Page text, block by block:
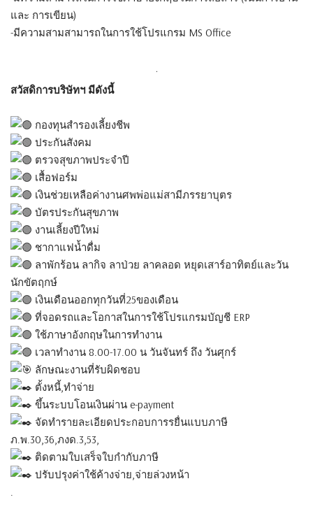
และ การเขียน)
-มีความสามสามารถในการใช้โปรแกรม MS Office
.
สวัสดิการบริษัทฯ มีดังนี้
กองทุนสำรองเลี้ยงชีพ
ประกันสังคม
ตรวจสุขภาพประจำปี
เสื้อฟอร์ม
เงินช่วยเหลือค่างานศพพ่อแม่สามีภรรยาบุตร
บัตรประกันสุขภาพ
งานเลี้ยงปีใหม่
ชากาแฟน้ำดื่ม
ลาพักร้อน ลากิจ ลาป่วย ลาคลอด หยุดเสาร์อาทิตย์และวัน
นักขัตฤกษ์
เงินเดือนออกทุกวันที่25ของเดือน
ที่จอดรถและโอกาสในการใช้โปรแกรมบัญชี ERP
ใช้ภาษาอังกฤษในการทำงาน
เวลาทำงาน 8.00-17.00 น วันจันทร์ ถึง วันศุกร์
ลักษณะงานที่รับผิดชอบ
ตั้งหนี้,ทำจ่าย
ขึ้นระบบโอนเงินผ่าน e-payment
จัดทำรายละเอียดประกอบการรยื่นแบบภาษี
ภ.พ.30,36,ภงด.3,53,
ติดตามใบเสร็จใบกำกับภาษี
ปรับปรุงค่าใช้ค้างจ่าย,จ่ายล่วงหน้า
.